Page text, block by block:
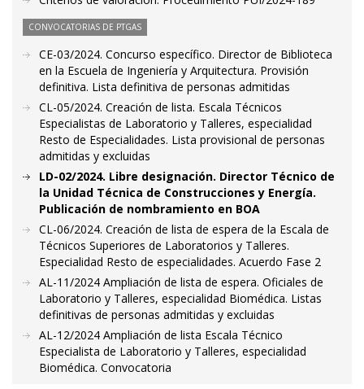
CONVOCATORIAS DE PTGAS
CE-03/2024. Concurso específico. Director de Biblioteca
en la Escuela de Ingeniería y Arquitectura. Provisión
definitiva. Lista definitiva de personas admitidas
CL-05/2024. Creación de lista. Escala Técnicos
Especialistas de Laboratorio y Talleres, especialidad
Resto de Especialidades. Lista provisional de personas
admitidas y excluidas
LD-02/2024. Libre designación. Director Técnico de
la Unidad Técnica de Construcciones y Energía.
Publicación de nombramiento en BOA
CL-06/2024. Creación de lista de espera de la Escala de
Técnicos Superiores de Laboratorios y Talleres.
Especialidad Resto de especialidades. Acuerdo Fase 2
AL-11/2024 Ampliación de lista de espera. Oficiales de
Laboratorio y Talleres, especialidad Biomédica. Listas
definitivas de personas admitidas y excluidas
AL-12/2024 Ampliación de lista Escala Técnico
Especialista de Laboratorio y Talleres, especialidad
Biomédica. Convocatoria